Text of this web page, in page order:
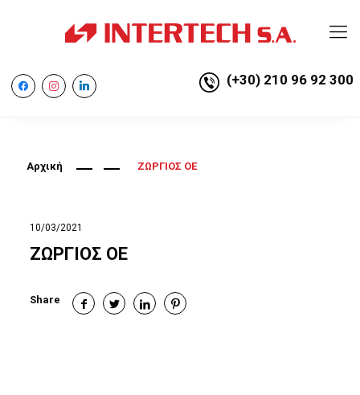
facebookinstagramlinkedin (+30) 210 96 92 300
Αρχική ΖΩΡΓΙΟΣ ΟΕ
10/03/2021
ΖΩΡΓΙΟΣ ΟΕ
Share